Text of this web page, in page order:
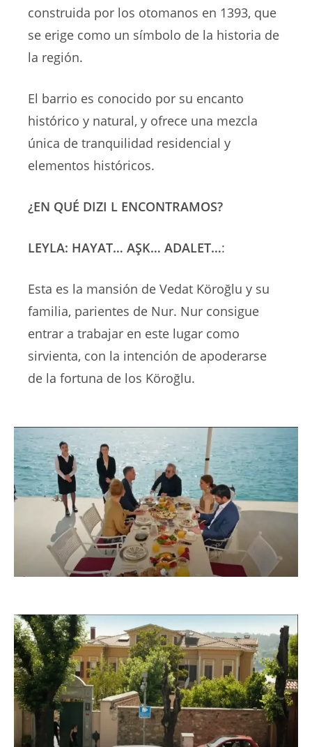
construida por los otomanos en 1393, que
se erige como un símbolo de la historia de
la región.
El barrio es conocido por su encanto
histórico y natural, y ofrece una mezcla
única de tranquilidad residencial y
elementos históricos.
¿EN QUÉ DIZI L ENCONTRAMOS?
LEYLA: HAYAT… AŞK… ADALET…:
Esta es la mansión de Vedat Köroğlu y su
familia, parientes de Nur. Nur consigue
entrar a trabajar en este lugar como
sirvienta, con la intención de apoderarse
de la fortuna de los Köroğlu.